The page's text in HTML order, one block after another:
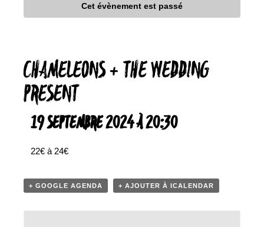
Cet évènement est passé
CHAMELEONS + THE WEDDING
PRESENT
19 SEPTEMBRE 2024 À 20:30
22€ à 24€
+ GOOGLE AGENDA + AJOUTER À ICALENDAR